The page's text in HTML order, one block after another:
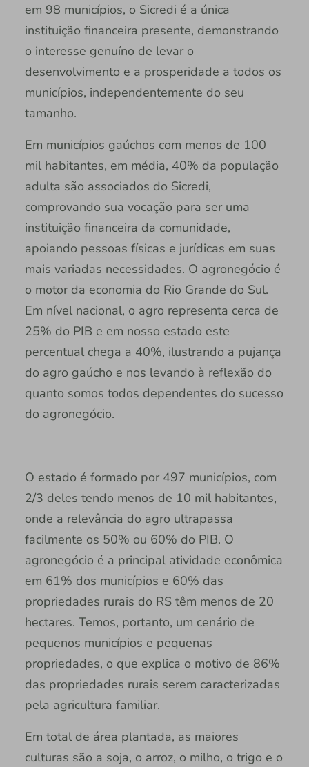
em 98 municípios, o Sicredi é a única
instituição financeira presente, demonstrando
o interesse genuíno de levar o
desenvolvimento e a prosperidade a todos os
municípios, independentemente do seu
tamanho.
Em municípios gaúchos com menos de 100
mil habitantes, em média, 40% da população
adulta são associados do Sicredi,
comprovando sua vocação para ser uma
instituição financeira da comunidade,
apoiando pessoas físicas e jurídicas em suas
mais variadas necessidades. O agronegócio é
o motor da economia do Rio Grande do Sul.
Em nível nacional, o agro representa cerca de
25% do PIB e em nosso estado este
percentual chega a 40%, ilustrando a pujança
do agro gaúcho e nos levando à reflexão do
quanto somos todos dependentes do sucesso
do agronegócio.
O estado é formado por 497 municípios, com
2/3 deles tendo menos de 10 mil habitantes,
onde a relevância do agro ultrapassa
facilmente os 50% ou 60% do PIB. O
agronegócio é a principal atividade econômica
em 61% dos municípios e 60% das
propriedades rurais do RS têm menos de 20
hectares. Temos, portanto, um cenário de
pequenos municípios e pequenas
propriedades, o que explica o motivo de 86%
das propriedades rurais serem caracterizadas
pela agricultura familiar.
Em total de área plantada, as maiores
culturas são a soja, o arroz, o milho, o trigo e o